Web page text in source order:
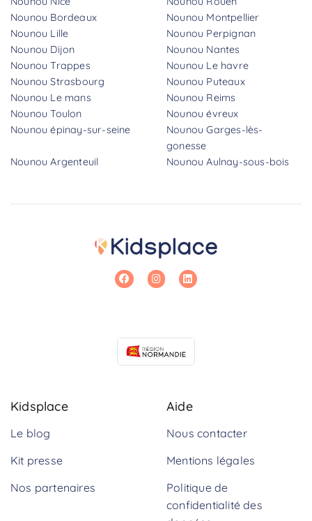
Nounou Bordeaux
Nounou Montpellier
Nounou Lille
Nounou Perpignan
Nounou Dijon
Nounou Nantes
Nounou Trappes
Nounou Le havre
Nounou Strasbourg
Nounou Puteaux
Nounou Le mans
Nounou Reims
Nounou Toulon
Nounou évreux
Nounou épinay-sur-seine
Nounou Garges-lès-
gonesse
Nounou Argenteuil
Nounou Aulnay-sous-bois
Kidsplace
Le blog
Kit presse
Nos partenaires
Aide
Nous contacter
Mentions légales
Politique de
confidentialité des